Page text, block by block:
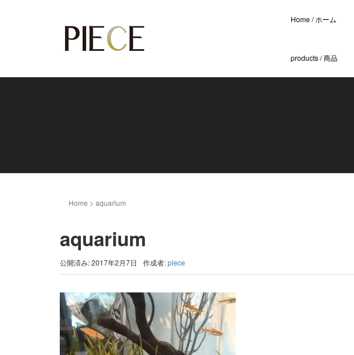
Home / ホーム
products / 商品
Home > aquarium
aquarium
公開済み: 2017年2月7日 作成者:piece